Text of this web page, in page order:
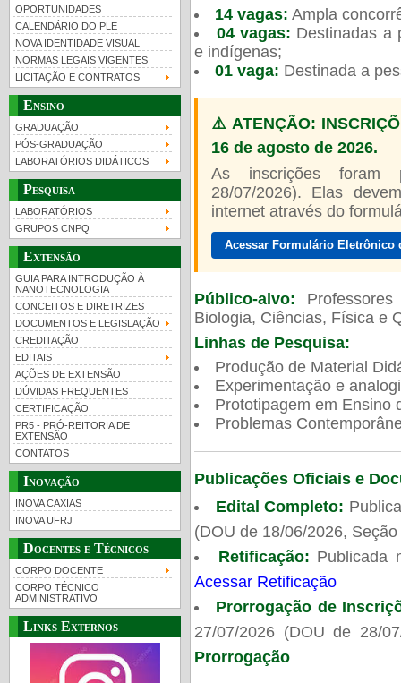
OPORTUNIDADES
CALENDÁRIO DO PLE
NOVA IDENTIDADE VISUAL
NORMAS LEGAIS VIGENTES
LICITAÇÃO E CONTRATOS
Ensino
GRADUAÇÃO
PÓS-GRADUAÇÃO
LABORATÓRIOS DIDÁTICOS
Pesquisa
LABORATÓRIOS
GRUPOS CNPQ
Extensão
GUIA PARA INTRODUÇÃO À
NANOTECNOLOGIA
CONCEITOS E DIRETRIZES
DOCUMENTOS E LEGISLAÇÃO
CREDITAÇÃO
EDITAIS
AÇÕES DE EXTENSÃO
DÚVIDAS FREQUENTES
CERTIFICAÇÃO
PR5 - PRÓ-REITORIA DE
EXTENSÃO
CONTATOS
Inovação
INOVA CAXIAS
INOVA UFRJ
Docentes e Técnicos
CORPO DOCENTE
CORPO TÉCNICO
ADMINISTRATIVO
Links Externos
14 vagas: Ampla
04 vagas: Destinadas a
e indígenas;
01 vaga: Destinada a
⚠️ ATENÇÃO:
16 de agosto de 2026.
As inscrições foram
28/07/2026). Elas
internet através do
Acessar Formulário
Público-alvo:
Biologia, Ciências, Física e
Linhas de Pesquisa:
Produção de Material
Experimentação e
Prototipagem em Ensino
Problemas
Publicações Oficiais e
Edital Completo:
(DOU de 18/06/2026,
Retificação: Publicada
Acessar Retificação
Prorrogação de
27/07/2026 (DOU de 28/
Prorrogação